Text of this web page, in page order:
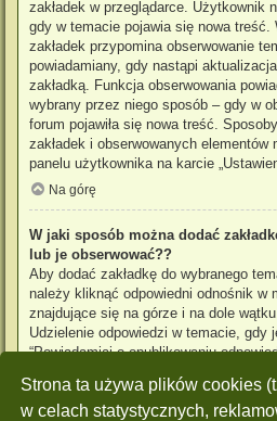
Strona ta używa plików cookies
w celach statystycznych,
zakładek w przeglądarce. Użytkownik
gdy w temacie pojawia się nowa treść.
zakładek przypomina obserwowanie
powiadamiany, gdy nastąpi
zakładką. Funkcja obserwowania
wybrany przez niego sposób – gdy w
forum pojawiła się nowa treść.
zakładek i obserwowanych elementów
panelu użytkownika na karcie
Na górę
W jaki sposób można dodać
lub je obserwować??
Aby dodać zakładkę do wybranego
należy kliknąć odpowiedni odnośnik w
znajdujące się na górze i na dole
Udzielenie odpowiedzi w temacie, gdy
“Powiadamiaj o opublikowaniu